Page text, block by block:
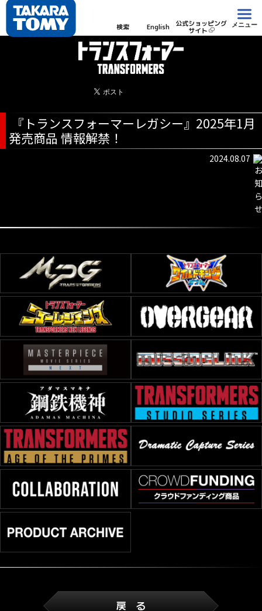
検索 English 公式ショッピング
サイト
メニュー
『トランスフォーマーレガシー』2025年1月
発売商品 情報解禁！
2024.08.07